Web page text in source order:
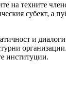
на техните
субект, а
и
институции.